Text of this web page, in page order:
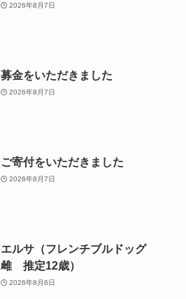
2026年8月7日
募金をいただきました
2026年8月7日
ご寄付をいただきました
2026年8月7日
エルサ（フレンチブルドッグ
雌 推定12歳）
2026年8月6日